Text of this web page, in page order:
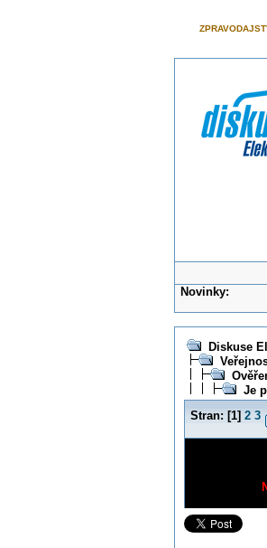
Novinky:
Diskuse
Je
Stran: [1] 2 3